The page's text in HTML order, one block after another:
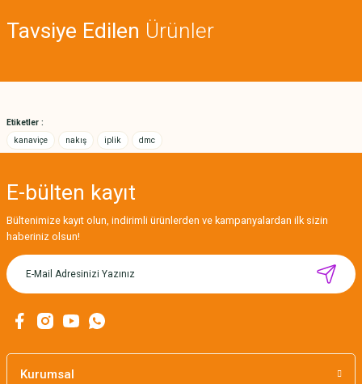
Ürün açıklamasında eksik bilgiler bulunuyor.
Tavsiye Edilen Ürünler
MIKNATISLI İĞNE TUTUCU-BAHAR
Etiketler :
kanaviçe
nakış iplik dmc
E-bülten kayıt
Bültenimize kayıt olun, indirimli ürünlerden ve kampanyalardan ilk sizin
haberiniz olsun!
Kurumsal